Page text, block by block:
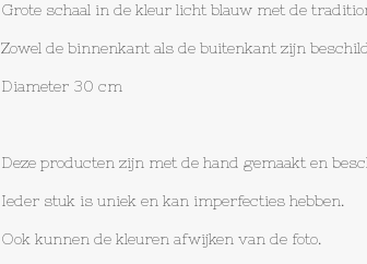
Grote schaal in de kleur licht blauw met de
Zowel de binnenkant als de buitenkant zijn
Diameter 30 cm
Deze producten zijn met de hand gemaakt en
Ieder stuk is uniek en kan imperfecties hebben.
Ook kunnen de kleuren afwijken van de foto.